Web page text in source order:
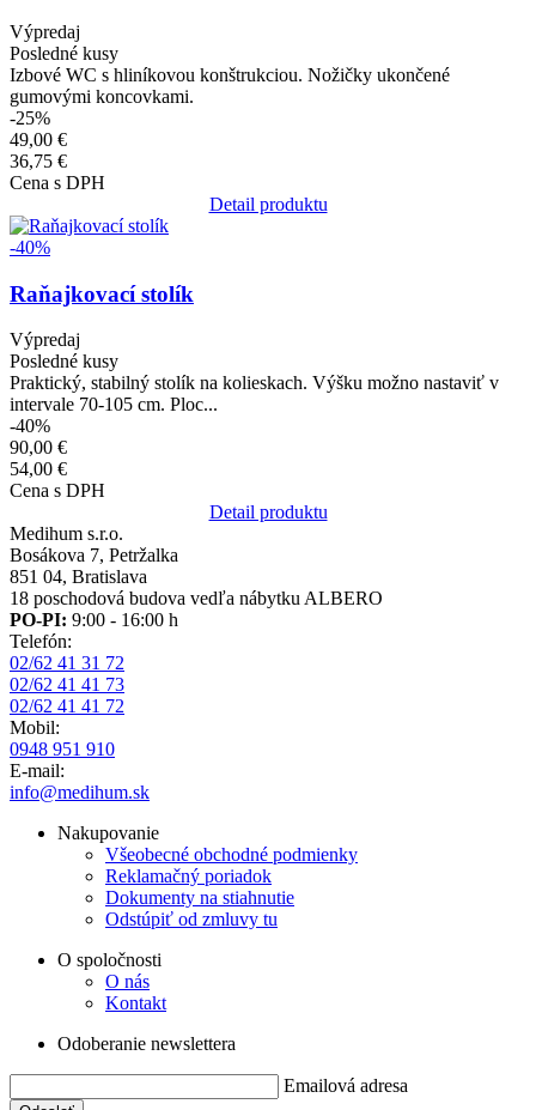
Výpredaj
Posledné kusy
Izbové WC s hliníkovou konštrukciou. Nožičky ukončené
gumovými koncovkami.
-25%
49,00 €
36,75 €
Cena s DPH
Detail produktu
Obrázok
-40%
Raňajkovací stolík
Výpredaj
Posledné kusy
Praktický, stabilný stolík na kolieskach. Výšku možno nastaviť v
intervale 70-105 cm. Ploc...
-40%
90,00 €
54,00 €
Cena s DPH
Detail produktu
Medihum s.r.o.
Bosákova 7, Petržalka
851 04, Bratislava
18 poschodová budova vedľa nábytku ALBERO
PO-PI: 9:00 - 16:00 h
Telefón:
02/62 41 31 72
02/62 41 41 73
02/62 41 41 72
Mobil:
0948 951 910
E-mail:
info@medihum.sk
Nakupovanie
Všeobecné obchodné podmienky
Reklamačný poriadok
Dokumenty na stiahnutie
Odstúpiť od zmluvy tu
O spoločnosti
O nás
Kontakt
Odoberanie newslettera
Emailová adresa